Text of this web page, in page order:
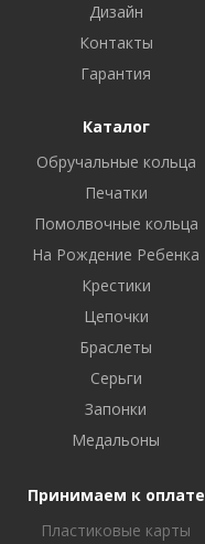
Дизайн
Контакты
Гарантия
Каталог
Обручальные кольца
Печатки
Помолвочные кольца
На Рождение Ребенка
Крестики
Цепочки
Браслеты
Серьги
Запонки
Медальоны
Принимаем к оплате
Пластиковые карты